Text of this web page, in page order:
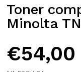
Toner
Minolta
€54,00